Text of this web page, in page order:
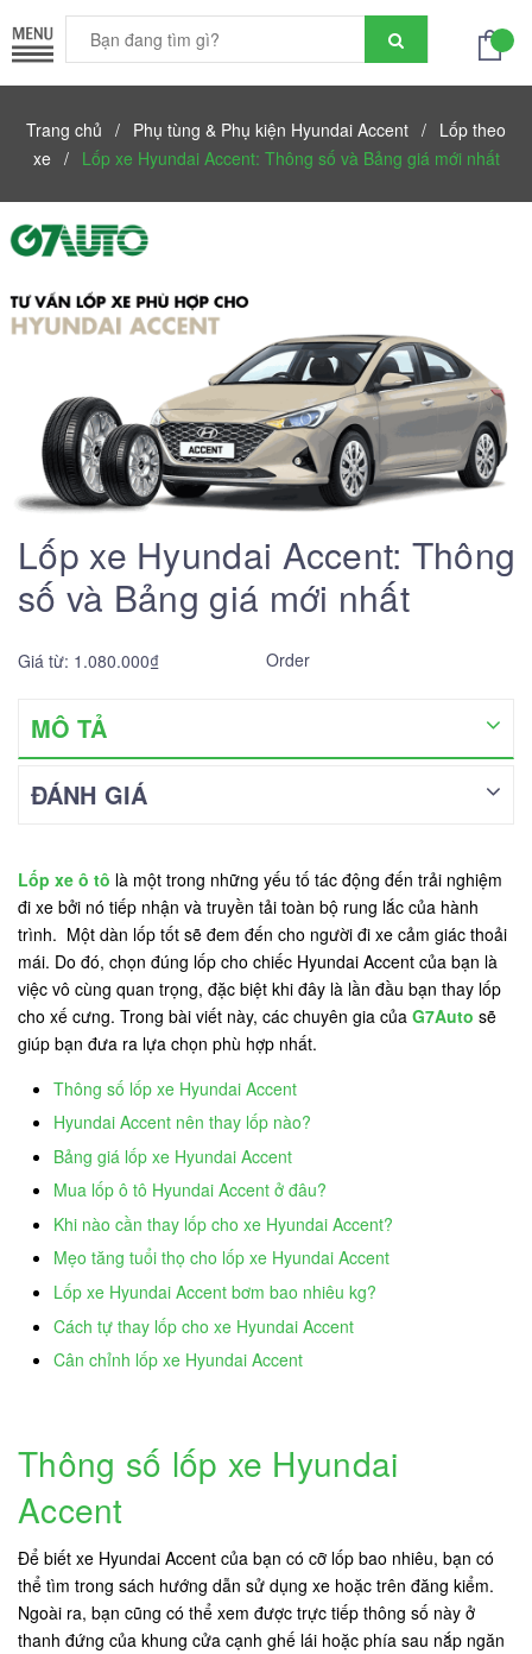
Trang chủ / Phụ tùng & Phụ kiện Hyundai Accent / Lốp theo
xe / Lốp xe Hyundai Accent: Thông số và Bảng giá mới nhất
Lốp xe Hyundai Accent: Thông
số và Bảng giá mới nhất
Giá từ: 1.080.000₫ Order
MÔ TẢ
ĐÁNH GIÁ
Lốp xe ô tô là một trong những yếu tố tác động đến trải nghiệm
đi xe bởi nó tiếp nhận và truyền tải toàn bộ rung lắc của hành
trình. Một dàn lốp tốt sẽ đem đến cho người đi xe cảm giác thoải
mái. Do đó, chọn đúng lốp cho chiếc Hyundai Accent của bạn là
việc vô cùng quan trọng, đặc biệt khi đây là lần đầu bạn thay lốp
cho xế cưng. Trong bài viết này, các chuyên gia của G7Auto sẽ
giúp bạn đưa ra lựa chọn phù hợp nhất.
Thông số lốp xe Hyundai Accent
Hyundai Accent nên thay lốp nào?
Bảng giá lốp xe Hyundai Accent
Mua lốp ô tô Hyundai Accent ở đâu?
Khi nào cần thay lốp cho xe Hyundai Accent?
Mẹo tăng tuổi thọ cho lốp xe Hyundai Accent
Lốp xe Hyundai Accent bơm bao nhiêu kg?
Cách tự thay lốp cho xe Hyundai Accent
Cân chỉnh lốp xe Hyundai Accent
Thông số lốp xe Hyundai
Accent
Để biết xe Hyundai Accent của bạn có cỡ lốp bao nhiêu, bạn có
thể tìm trong sách hướng dẫn sử dụng xe hoặc trên đăng kiểm.
Ngoài ra, bạn cũng có thể xem được trực tiếp thông số này ở
thanh đứng của khung cửa cạnh ghế lái hoặc phía sau nắp ngăn